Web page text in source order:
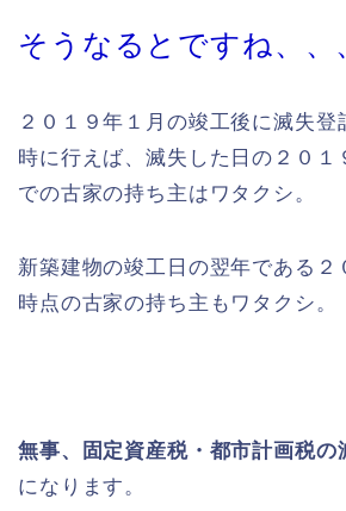
そうなるとですね、、
２０１９年１月の竣工後に滅失登
時に行えば、滅失した日の２０１
での古家の持ち主はワタクシ。
新築建物の竣工日の翌年である２
時点の古家の持ち主もワタクシ。
無事、固定資産税・都市計画税の
になります。